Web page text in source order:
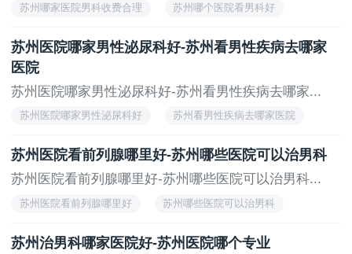
苏州哪家医院男科收费合理 苏州哪个医院看男科好
苏州医院哪家男性泌尿科好-苏州看男性疾病去哪家
医院
苏州医院哪家男性泌尿科好-苏州看男性疾病去哪家...
苏州医院哪家男性泌尿科好 苏州看男性疾病去哪家医院
苏州医院看前列腺哪里好-苏州哪些医院可以治男科
苏州医院看前列腺哪里好-苏州哪些医院可以治男科...
苏州医院看前列腺哪里好 苏州哪些医院可以治男科
苏州治男科哪家医院好-苏州医院哪个专业